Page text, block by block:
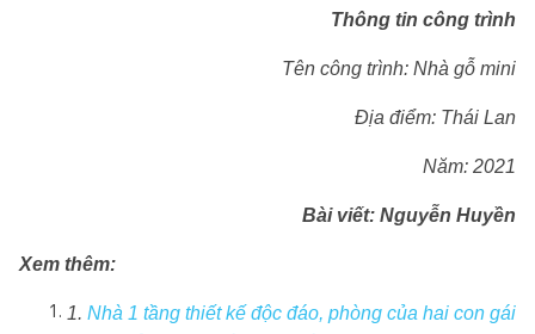
Thông tin công trình
Tên công trình: Nhà gỗ mini
Địa điểm: Thái Lan
Năm: 2021
Bài viết: Nguyễn Huyền
Xem thêm:
1. Nhà 1 tầng thiết kế độc đáo, phòng của hai con gái